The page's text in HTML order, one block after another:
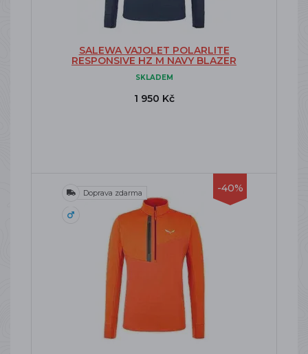
SALEWA VAJOLET POLARLITE
RESPONSIVE HZ M NAVY BLAZER
SKLADEM
1 950 Kč
-40%
Doprava zdarma